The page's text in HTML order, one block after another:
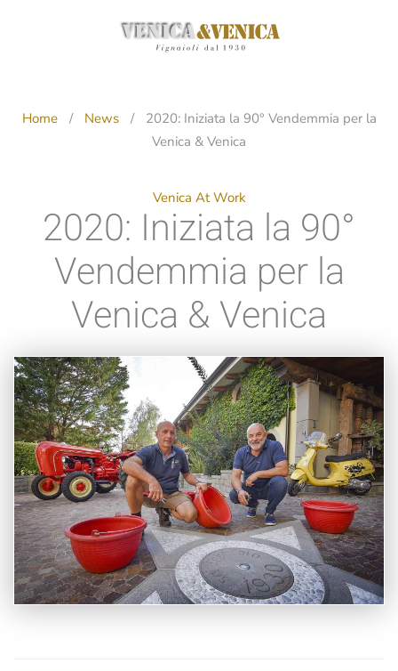
principale
Home News
2020: Iniziata la 90° Vendemmia per la
Venica & Venica
Venica At Work
2020: Iniziata la 90°
Vendemmia per la
Venica & Venica